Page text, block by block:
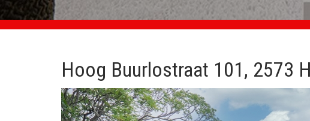
Hoog Buurlostraat 101, 2573